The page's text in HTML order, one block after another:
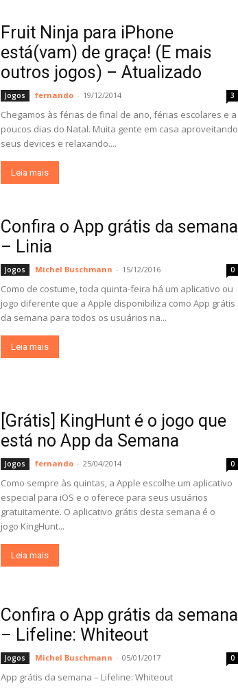
Fruit Ninja para iPhone
está(vam) de graça! (E mais
outros jogos) – Atualizado
Jogos fernando - 19/12/2014 3
Chegamos às férias de final de ano, férias escolares e a
poucos dias do Natal. Muita gente em casa aproveitando
seus devices e relaxando....
Leia mais
Confira o App grátis da semana
– Linia
Jogos Michel Buschmann - 15/12/2016 0
Como de costume, toda quinta-feira há um aplicativo ou
jogo diferente que a Apple disponibiliza como App grátis
da semana para todos os usuários na...
Leia mais
[Grátis] KingHunt é o jogo que
está no App da Semana
Jogos fernando - 25/04/2014 0
Como sempre às quintas, a Apple escolhe um aplicativo
especial para iOS e o oferece para seus usuários
gratuitamente. O aplicativo grátis desta semana é o
jogo KingHunt...
Leia mais
Confira o App grátis da semana
– Lifeline: Whiteout
Jogos Michel Buschmann - 05/01/2017 0
App grátis da semana – Lifeline: Whiteout